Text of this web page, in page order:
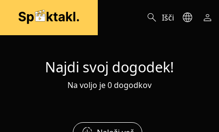
search Išči language person
Najdi svoj dogodek!
Na voljo je 0 dogodkov